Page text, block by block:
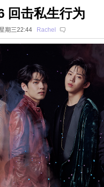
回击私生行为
期三22:44 Rachel